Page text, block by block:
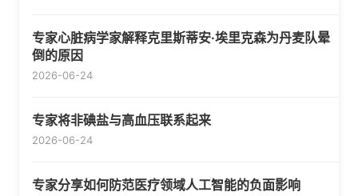
专家心脏病学家解释克里斯蒂安·埃里克森为丹麦队晕
倒的原因
2026-06-24
专家将非碘盐与高血压联系起来
2026-06-24
专家分享如何防范医疗领域人工智能的负面影响